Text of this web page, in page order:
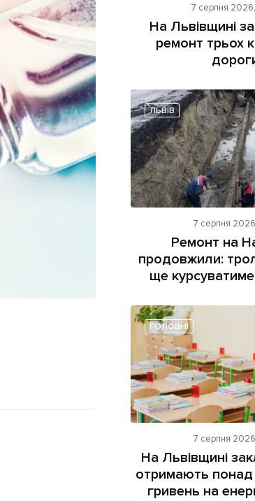
Реклама на сайті
7 серпня
На Львівщині
ремонт трьох
ЛЬВІВ
7 серпня
Ремонт на
продовжили:
ще курсуватиме
ГОЛОВНІ
7 серпня
На Львівщині
отримають понад
гривень на